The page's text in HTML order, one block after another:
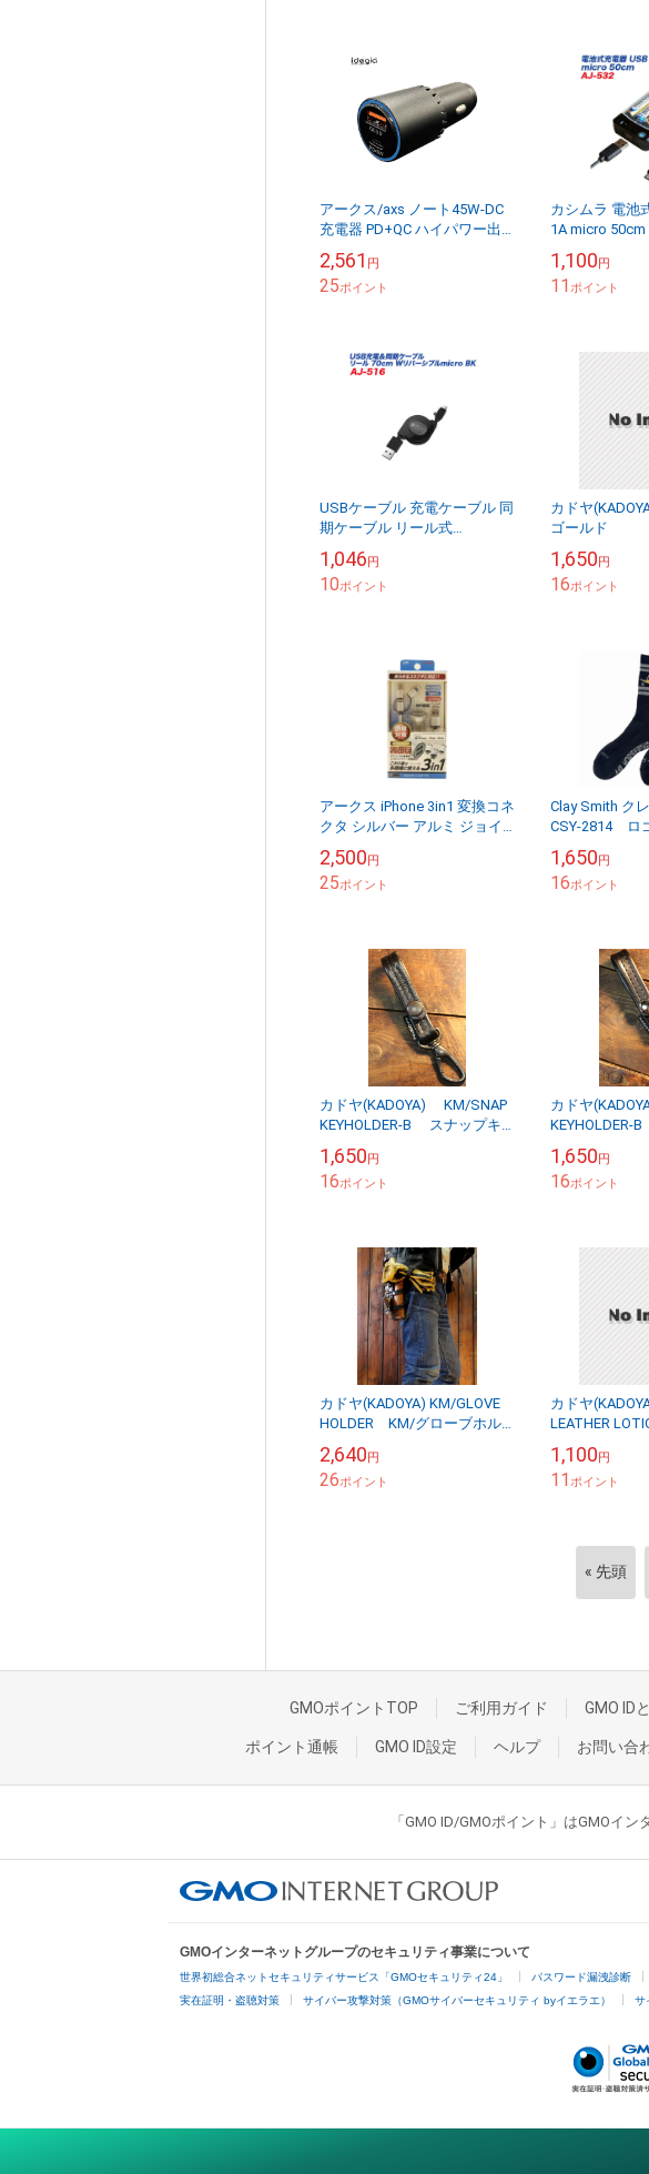
アークス/axs ノート45W-DC
充電器 PD+QC ハイパワー出
ト 増設 ノートPC...
2,561 円
25ポイント
カシムラ 電池
1A micro 50cm
AJ-532
1,100円
11ポイント
USBケーブル 充電ケーブル 同
期ケーブル リール式
70cm 2.4A対応 カシム
ラ/kash...
1,046円
10ポイント
カドヤ
ゴールド
1,650円
16ポイント
アークス iPhone 3in1 変換コネ
クタ シルバー アルミ ジョイ
能 USB iP...
2,500円
25ポイント
Clay Smith ク
CSY-2814 ロ
1,650円
16ポイント
カドヤ(KADOYA) KM/SNAP
KEYHOLDER-B スナップキ
ク
1,650円
16ポイント
カドヤ
ー
1,650円
16ポイント
カドヤ(KADOYA) KM/GLOVE
HOLDER KM/グローブホル
2,640円
26ポイント
カドヤ
LEATHER
1,100円
11ポイント
« 先頭
GMOポイントTOP ご利用ガイド GMO ID
ポイント通帳 GMO ID設定 ヘルプ お問い合
「GMO ID/GMOポイント」はGMOイ
GMOインターネットグループのセキュリティ事業について
世界初総合ネットセキュリティサービス「GMOセキュリティ24」 パスワード漏洩診断
実在証明・盗聴対策 サイバー攻撃対策（GMOサイバーセキュリティ byイエラエ） サ